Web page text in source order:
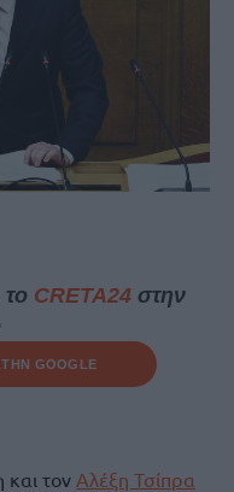
CRETA24στην
GOOGLE
τον Αλέξη Τσίπρα